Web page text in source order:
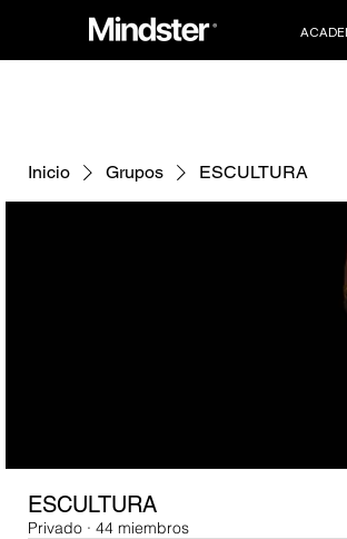
Inicio Grupos ESCULTURA
ESCULTURA
Privado · 44 miembros